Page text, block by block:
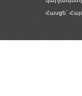
Հասցե`